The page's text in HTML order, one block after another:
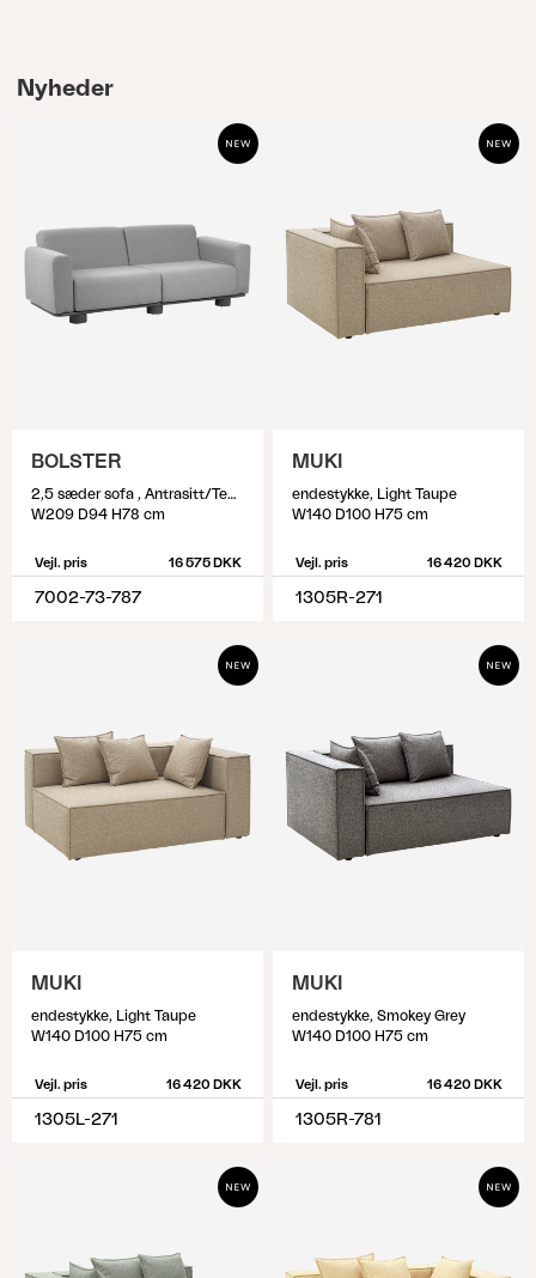
Nyheder
BOLSTER
2,5 sæder sofa , Antrasitt/Teddy Grey
W209 D94 H78 cm
Vejl. pris 16 575 DKK
7002-73-787
MUKI
endestykke, Light Taupe
W140 D100 H75 cm
Vejl. pris 16 420 DKK
1305R-271
MUKI
endestykke, Light Taupe
W140 D100 H75 cm
Vejl. pris 16 420 DKK
1305L-271
MUKI
endestykke, Smokey Grey
W140 D100 H75 cm
Vejl. pris 16 420 DKK
1305R-781